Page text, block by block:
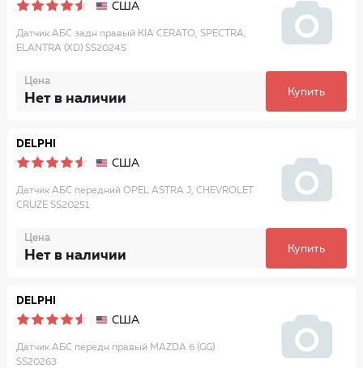
США
Датчик АБС задн правый KIA CERATO, SPECTRA,
ELANTRA (XD) SS20245
Цена
Нет в наличии Купить
DELPHI
США
Датчик АБС передний OPEL ASTRA J, CHEVROLET
CRUZE SS20251
Цена
Нет в наличии Купить
DELPHI
США
Датчик АБС передн правый MAZDA 6 (GG)
SS20263